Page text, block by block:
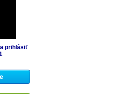
prihlásiť